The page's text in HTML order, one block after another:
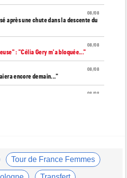
08/08
après une chute dans la descente du
08/08
: "Célia Gery m'a bloquée..."
08/08
encore demain..."
08/08
pas à quoi m'attendre demain"
08/08
au général : un accomplissement !"
Tour de France Femmes